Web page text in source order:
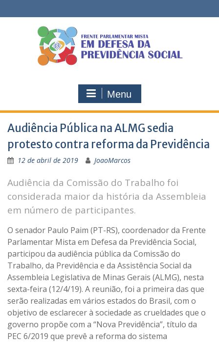
to
Menu
Audiência Pública na ALMG sedia
protesto contra reforma da Previdência
12 de abril de 2019 JoaoMarcos
Audiência da Comissão do Trabalho foi
considerada maior da história da Assembleia
em número de participantes.
O senador Paulo Paim (PT-RS), coordenador da Frente
Parlamentar Mista em Defesa da Previdência Social,
participou da audiência pública da Comissão do
Trabalho, da Previdência e da Assistência Social da
Assembleia Legislativa de Minas Gerais (ALMG), nesta
sexta-feira (12/4/19). A reunião, foi a primeira das que
serão realizadas em vários estados do Brasil, com o
objetivo de esclarecer à sociedade as crueldades que o
governo propõe com a “Nova Previdência”, título da
PEC 6/2019 que prevê a reforma do sistema